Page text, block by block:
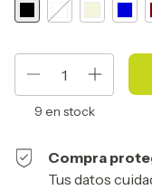
9 en stock
Compra
Tus datos